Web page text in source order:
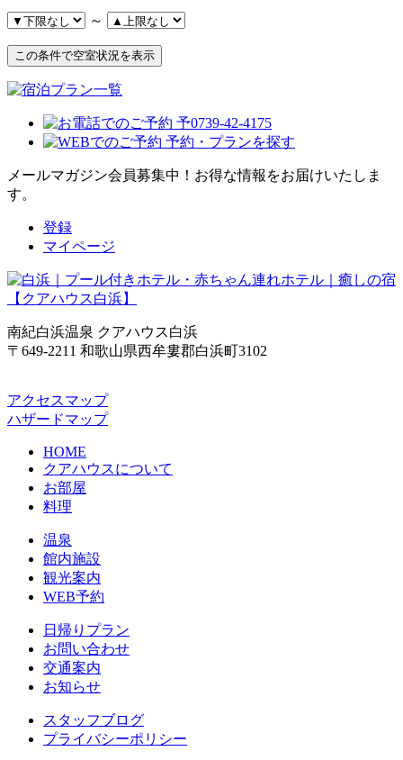
～
メールマガジン会員募集中！ お得な情報をお届けいたしま
す。
登録
マイページ
南紀白浜温泉 クアハウス白浜
〒649-2211 和歌山県西牟婁郡白浜町3102
アクセスマップ
ハザードマップ
HOME
クアハウスについて
お部屋
料理
温泉
館内施設
観光案内
WEB予約
日帰りプラン
お問い合わせ
交通案内
お知らせ
スタッフブログ
プライバシーポリシー